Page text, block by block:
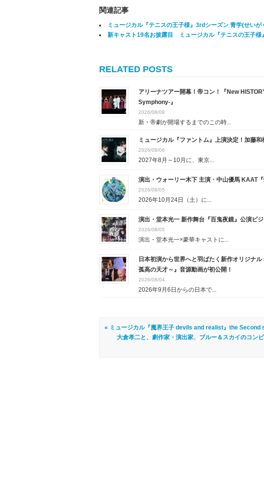
関連記事
ミュージカル『テニスの王子様』3rdシーズン 青学(せい
新キャスト19名お披露目 ミュージカル『テニスの王子様
RELATED POSTS
アリーナツアー開幕！帝コン！『New
Symphony-』
2026/08/08
新・帝劇が開場するまでのこの時...
ミュージカル『ファントム』上演決定！加藤
2026/08/06
2027年8月～10月に、東京...
演出・ウォーリー木下 主演・中山優馬 KAAT
2026/08/05
2026年10月24日（土）に...
演出・堂本光一 新作舞台『百鬼夜鏡』公演ビジ
2026/08/05
演出・堂本光一×豪華キャストに...
日本初演から世界へと羽ばたく新作オリジナ
孤高の天才～』音源動画が初公開！
2026/08/04
2026年9月6日からの日本で...
« ミュージカル『魔界王子 devils and realist』the Second
大倉孝二と、劇作家・演出家、ブルー＆スカイのコン